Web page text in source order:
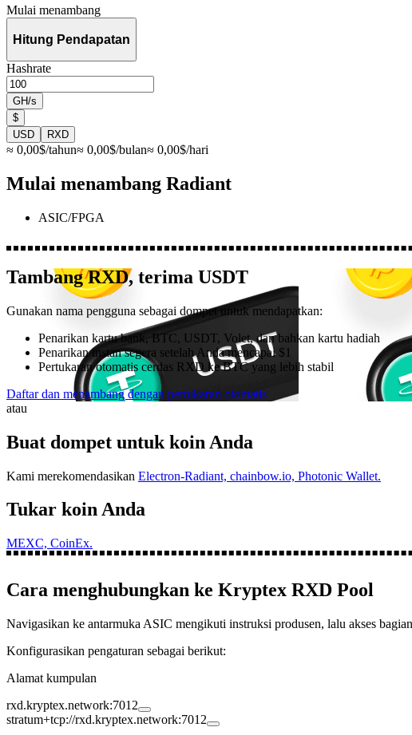
Mulai menambang
Hitung Pendapatan
Hashrate
GH/s
$
USD
RXD
≈ 0,00$/tahun≈ 0,00$/bulan≈ 0,00$/hari
Mulai menambang Radiant
ASIC/FPGA
Tambang RXD, terima USDT
Gunakan nama pengguna sebagai dompet untuk mendapatkan:
Penarikan kartu bank, BTC, USDT, Volet, dan bahkan kartu hadiah
Penarikan instan segera setelah Anda mencapai $1
Pertukaran otomatis cerdas RXD ke BTC yang lebih stabil
Daftar dan menambang dengan pertukaran otomatis
atau
Buat dompet untuk koin Anda
Kami merekomendasikan Electron-Radiant, chainbow.io, Photonic Wallet.
Tukar koin Anda
MEXC, CoinEx.
Cara menghubungkan ke Kryptex RXD Pool
Navigasikan ke antarmuka ASIC mengikuti instruksi produsen, lalu akses
Konfigurasikan pengaturan sebagai berikut:
Alamat kumpulan
rxd.kryptex.network:7012
stratum+tcp://rxd.kryptex.network:7012